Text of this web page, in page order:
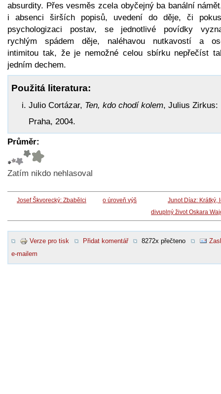
absurdity. Přes vesměs zcela obyčejný ba banální
i absenci širších popisů, uvedení do děje, či
psychologizaci postav, se jednotlivé povídky
rychlým spádem děje, naléhavou nutkavostí a
intimitou tak, že je nemožné celou sbírku nepřečíst
jedním dechem.
Použitá literatura:
Julio Cortázar, Ten, kdo chodí kolem, Julius Zirkus:
Praha, 2004.
Průměr:
Zatím nikdo nehlasoval
Josef Škvorecký: Zbabělci o úroveň výš
Junot Díaz: Krátký,
divuplný život Oskara
Verze pro tisk Přidat komentář 8272x přečteno
e-mailem